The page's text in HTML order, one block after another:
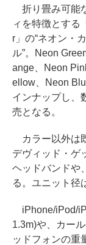
折り畳み可能
ィを特徴とする
r」の“ネオン・
ル”。Neon
ange、Neon
ellow、Neon
インナップし、
売となる。
カラー以外は
デヴィッド・ゲ
ヘッドバンドや
る。ユニット径
iPhone/iPod/
1.3m)や、カー
ッドフォンの重